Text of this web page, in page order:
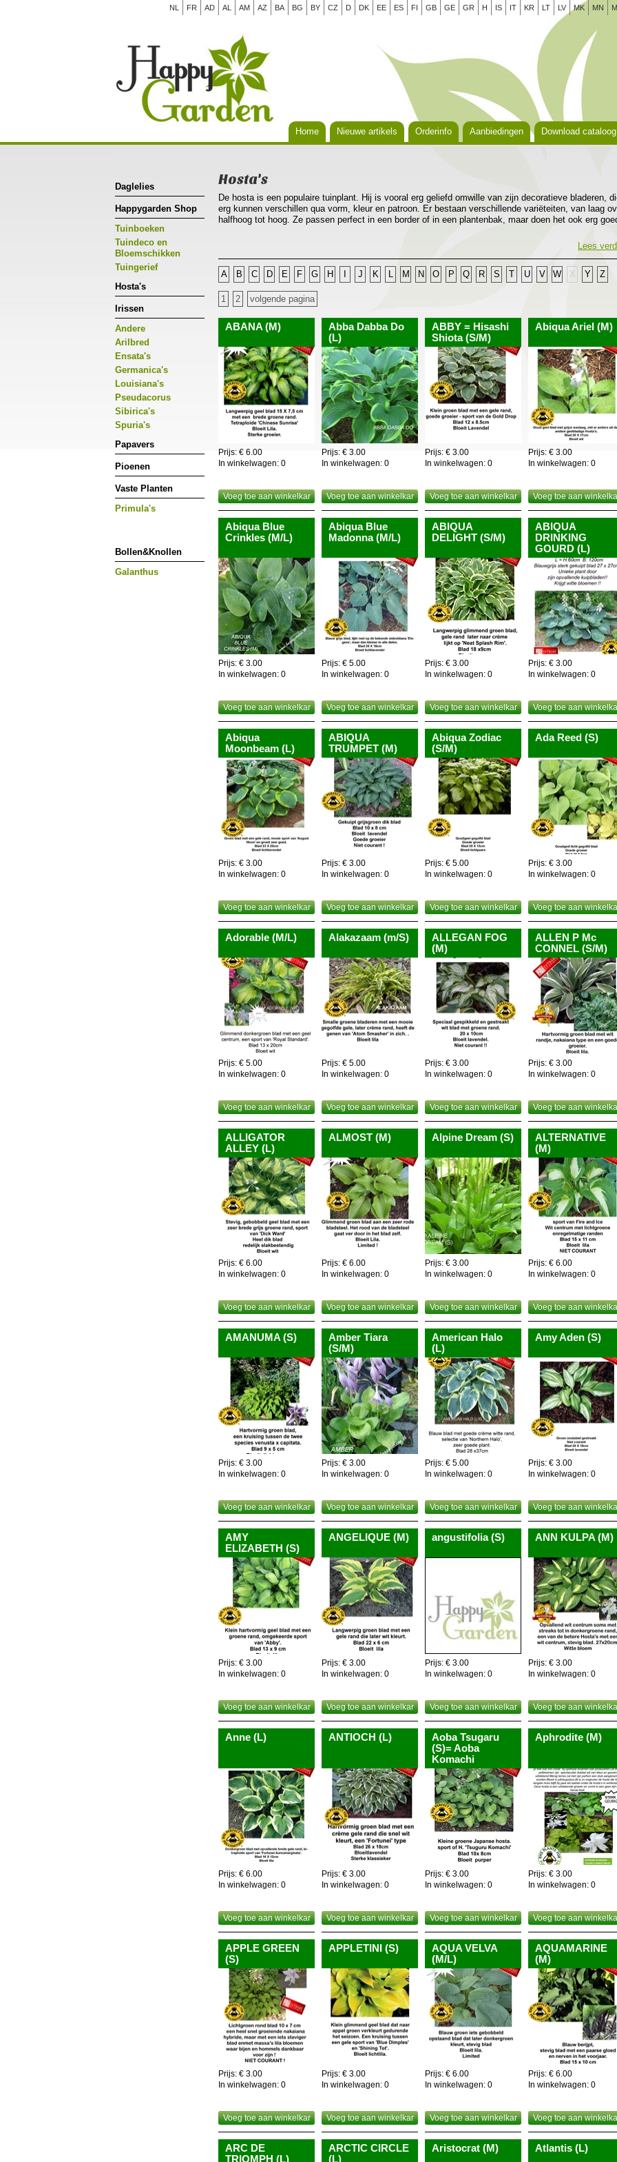
NL FR AD AL AM AZ BA BG BY CZ D DK EE ES FI GB GE GR H IS IT KR LT LV MK MN
Home Nieuwe artikels Orderinfo Aanbiedingen Download cataloog
Daglelies
Happygarden Shop
Tuinboeken
Tuindeco en
Bloemschikken
Tuingerief
Hosta's
Irissen
Andere
Arilbred
Ensata's
Germanica's
Louisiana's
Pseudacorus
Sibirica's
Spuria's
Papavers
Pioenen
Vaste Planten
Primula's
Bollen&Knollen
Galanthus
Hosta's
De hosta is een populaire tuinplant. Hij is vooral erg geliefd omwille van zijn decoratieve bladeren,
erg kunnen verschillen qua vorm, kleur en patroon. Er bestaan verschillende variëteiten, van laag
halfhoog tot hoog. Ze passen perfect in een border of in een plantenbak, maar doen het ook erg
vochtige grond die veel humus en voeding bevat. Het zijn gemakkelijke planten die weinig Lees
A B C D E F G H J K L M N O P Q R S T U V W X Y Z
1 2 volgende pagina
ABANA (M)
Prijs: € 6.00
In winkelwagen: 0
Voeg toe aan winkelkar
Abba Dabba Do
(L)
Prijs: € 3.00
In winkelwagen: 0
Voeg toe aan winkelkar
ABBY = Hisashi
Shiota (S/M)
Prijs: € 3.00
In winkelwagen: 0
Voeg toe aan winkelkar
Abiqua Ariel (M)
Prijs: € 3.00
In winkelwagen: 0
Voeg toe aan
Abiqua Blue
Crinkles (M/L)
Prijs: € 3.00
In winkelwagen: 0
Voeg toe aan winkelkar
Abiqua Blue
Madonna (M/L)
Prijs: € 5.00
In winkelwagen: 0
Voeg toe aan winkelkar
ABIQUA
DELIGHT (S/M)
Prijs: € 3.00
In winkelwagen: 0
Voeg toe aan winkelkar
ABIQUA
DRINKING
GOURD (L)
Prijs: € 3.00
In winkelwagen: 0
Voeg toe aan
Abiqua
Moonbeam (L)
Prijs: € 3.00
In winkelwagen: 0
Voeg toe aan winkelkar
ABIQUA
TRUMPET (M)
Prijs: € 3.00
In winkelwagen: 0
Voeg toe aan winkelkar
Abiqua Zodiac
(S/M)
Prijs: € 5.00
In winkelwagen: 0
Voeg toe aan winkelkar
Ada Reed (S)
Prijs: € 3.00
In winkelwagen: 0
Voeg toe aan
Adorable (M/L)
Prijs: € 5.00
In winkelwagen: 0
Voeg toe aan winkelkar
Alakazaam (m/S)
Prijs: € 5.00
In winkelwagen: 0
Voeg toe aan winkelkar
ALLEGAN FOG
(M)
Prijs: € 3.00
In winkelwagen: 0
Voeg toe aan winkelkar
ALLEN P Mc
CONNEL (S/M)
Prijs: € 3.00
In winkelwagen: 0
Voeg toe aan
ALLIGATOR
ALLEY (L)
Prijs: € 6.00
In winkelwagen: 0
Voeg toe aan winkelkar
ALMOST (M)
Prijs: € 6.00
In winkelwagen: 0
Voeg toe aan winkelkar
Alpine Dream (S)
Prijs: € 3.00
In winkelwagen: 0
Voeg toe aan winkelkar
ALTERNATIVE
(M)
Prijs: € 6.00
In winkelwagen: 0
Voeg toe aan
AMANUMA (S)
Prijs: € 3.00
In winkelwagen: 0
Voeg toe aan winkelkar
Amber Tiara
(S/M)
Prijs: € 3.00
In winkelwagen: 0
Voeg toe aan winkelkar
American Halo
(L)
Prijs: € 5.00
In winkelwagen: 0
Voeg toe aan winkelkar
Amy Aden (S)
Prijs: € 3.00
In winkelwagen: 0
Voeg toe aan
AMY
ELIZABETH (S)
Prijs: € 3.00
In winkelwagen: 0
Voeg toe aan winkelkar
ANGELIQUE (M)
Prijs: € 3.00
In winkelwagen: 0
Voeg toe aan winkelkar
angustifolia (S)
Prijs: € 3.00
In winkelwagen: 0
Voeg toe aan winkelkar
ANN KULPA (M)
Prijs: € 3.00
In winkelwagen: 0
Voeg toe aan
Anne (L)
Prijs: € 6.00
In winkelwagen: 0
Voeg toe aan winkelkar
ANTIOCH (L)
Prijs: € 3.00
In winkelwagen: 0
Voeg toe aan winkelkar
Aoba Tsugaru
(S)= Aoba
Komachi
Prijs: € 3.00
In winkelwagen: 0
Voeg toe aan winkelkar
Aphrodite (M)
Prijs: € 3.00
In winkelwagen: 0
Voeg toe aan
APPLE GREEN
(S)
Prijs: € 3.00
In winkelwagen: 0
Voeg toe aan winkelkar
APPLETINI (S)
Prijs: € 3.00
In winkelwagen: 0
Voeg toe aan winkelkar
AQUA VELVA
(M/L)
Prijs: € 6.00
In winkelwagen: 0
Voeg toe aan winkelkar
AQUAMARINE
(M)
Prijs: € 6.00
In winkelwagen: 0
Voeg toe aan
ARC DE
TRIOMPH (L)
ARCTIC CIRCLE
(L)
Aristocrat (M) Atlantis (L)